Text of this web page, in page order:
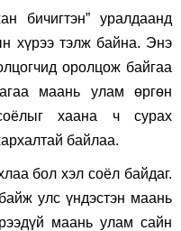
бичигтэн” уралдаанд
хүрээ тэлж байна. Энэ
оролцож байгаа
маань улам өргөн
хаана ч сурах
байлаа.
бол хэл соёл байдаг.
улс үндэстэн маань
маань улам сайн